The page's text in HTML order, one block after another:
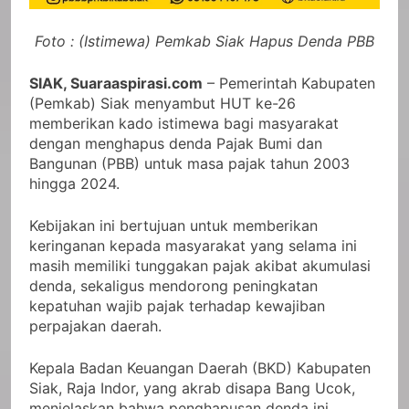
Foto : (Istimewa) Pemkab Siak Hapus Denda PBB
SIAK, Suaraaspirasi.com – Pemerintah Kabupaten
(Pemkab) Siak menyambut HUT ke-26
memberikan kado istimewa bagi masyarakat
dengan menghapus denda Pajak Bumi dan
Bangunan (PBB) untuk masa pajak tahun 2003
hingga 2024.
Kebijakan ini bertujuan untuk memberikan
keringanan kepada masyarakat yang selama ini
masih memiliki tunggakan pajak akibat akumulasi
denda, sekaligus mendorong peningkatan
kepatuhan wajib pajak terhadap kewajiban
perpajakan daerah.
Kepala Badan Keuangan Daerah (BKD) Kabupaten
Siak, Raja Indor, yang akrab disapa Bang Ucok,